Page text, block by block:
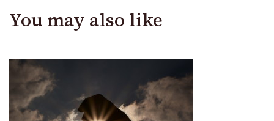
You may also like